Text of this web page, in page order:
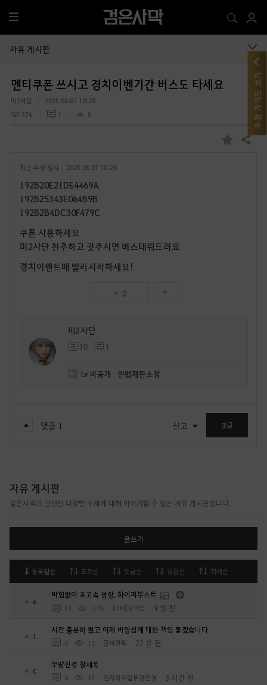
전
체
메
자유 게시판
멘티쿠폰 쓰시고 경치이벤기간 버스도 타세요
미2사단
2025.08.07 10:28
376
1 0
즐
공유하기
최근 수정 일시 : 2025.08.07 10:28
192B20E21DE4469A
192B25343E064B9B
192B2B4DC30F479C
쿠폰 사용하세요
미2사단 친추하고 귓주시면 버스태워드려요
경치이벤트때 빨리시작하세요!
0
미2사단
10 1
Lv 비공개 헌법재판소장
댓글 1 신고 댓글
자유 게시판
검은사막과 관련된 다양한 주제에 대해 이야기할 수 있는 자유 게시판입니다.
글쓰기
등록일순 조회순 댓글순 공감순 화제순
6
막힘없이 초고속 성장, 하이퍼부스트
14 2.7K [GM]로아닌 9 일 전
1
시간 충분히 줬고 이제 비양심에 대한 책임 묻겠습니다
0 12 공짜안됨 22 분 전
0
무량진경 창세록
0 17 천지의재림무량진경 3 시간 전
추천 가이드 보기